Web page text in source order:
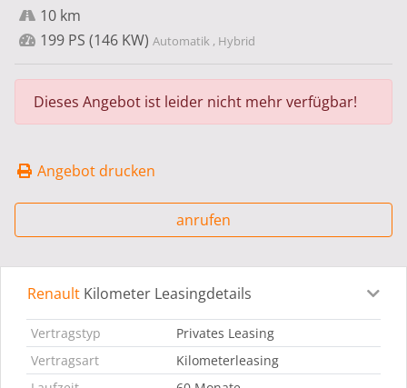
10 km
199 PS (146 KW) Automatik , Hybrid
Dieses Angebot ist leider nicht mehr verfügbar!
Angebot drucken
anrufen
Leasingdetails Fahrzeugdetails
Renault Kilometer Leasingdetails
Vertragstyp
Privates Leasing
Vertragsart
Kilometerleasing